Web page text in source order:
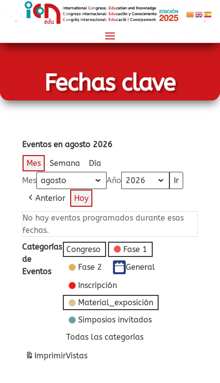
Fechas clave
Eventos en agosto 2026
Mes
Semana
Día
Mes
Año
Anterior
Hoy
No hay eventos programados durante esas
fechas.
Categorías
de
Eventos
Congreso
Fase 1
Fase 2
General
Inscripción
Material_exposición
Simposios invitados
Todas las categorías
ImprimirVistas